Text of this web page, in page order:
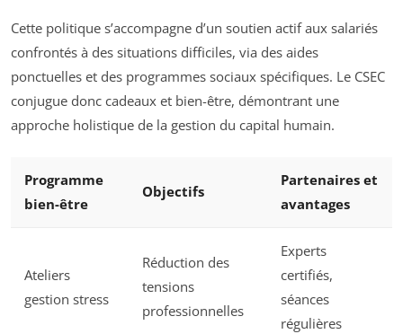
Cette politique s’accompagne d’un soutien actif aux salariés
confrontés à des situations difficiles, via des aides
ponctuelles et des programmes sociaux spécifiques. Le CSEC
conjugue donc cadeaux et bien-être, démontrant une
approche holistique de la gestion du capital humain.
Programme
bien-être
Objectifs
Partenaires et
avantages
Ateliers
gestion stress
Réduction des
tensions
professionnelles
Experts
certifiés,
séances
régulières